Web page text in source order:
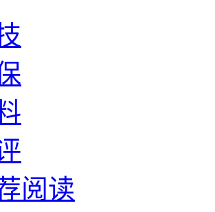
阅读